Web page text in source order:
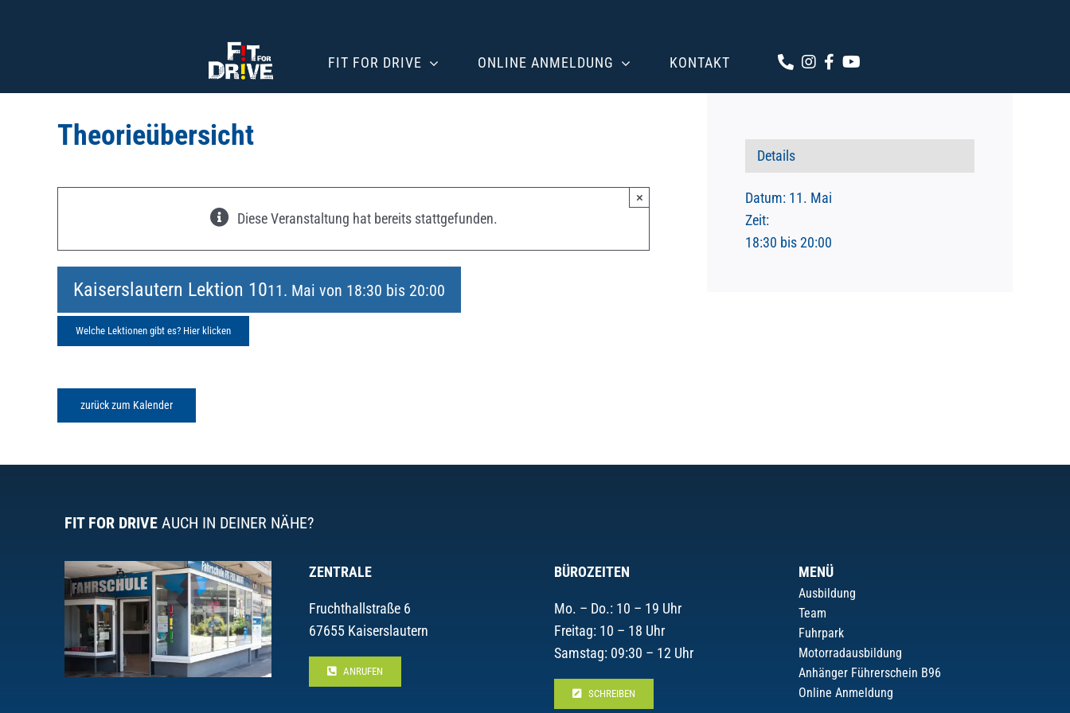
FIT FOR DRIVE ONLINE ANMELDUNG KONTAKT
Theorieübersicht
Diese Veranstaltung hat bereits stattgefunden.
×
Kaiserslautern Lektion 1011. Mai von 18:30 bis 20:00
Welche Lektionen gibt es? Hier klicken
zurück zum Kalender
Details
Datum: 11. Mai
Zeit:
18:30 bis 20:00
FIT FOR DRIVE AUCH IN DEINER NÄHE?
ZENTRALE
Fruchthallstraße 6
67655 Kaiserslautern
ANRUFEN
BÜROZEITEN
Mo. – Do.: 10 – 19 Uhr
Freitag: 10 – 18 Uhr
Samstag: 09:30 – 12 Uhr
SCHREIBEN
MENÜ
Ausbildung
Team
Fuhrpark
Motorradausbildung
Anhänger Führerschein B96
Online Anmeldung